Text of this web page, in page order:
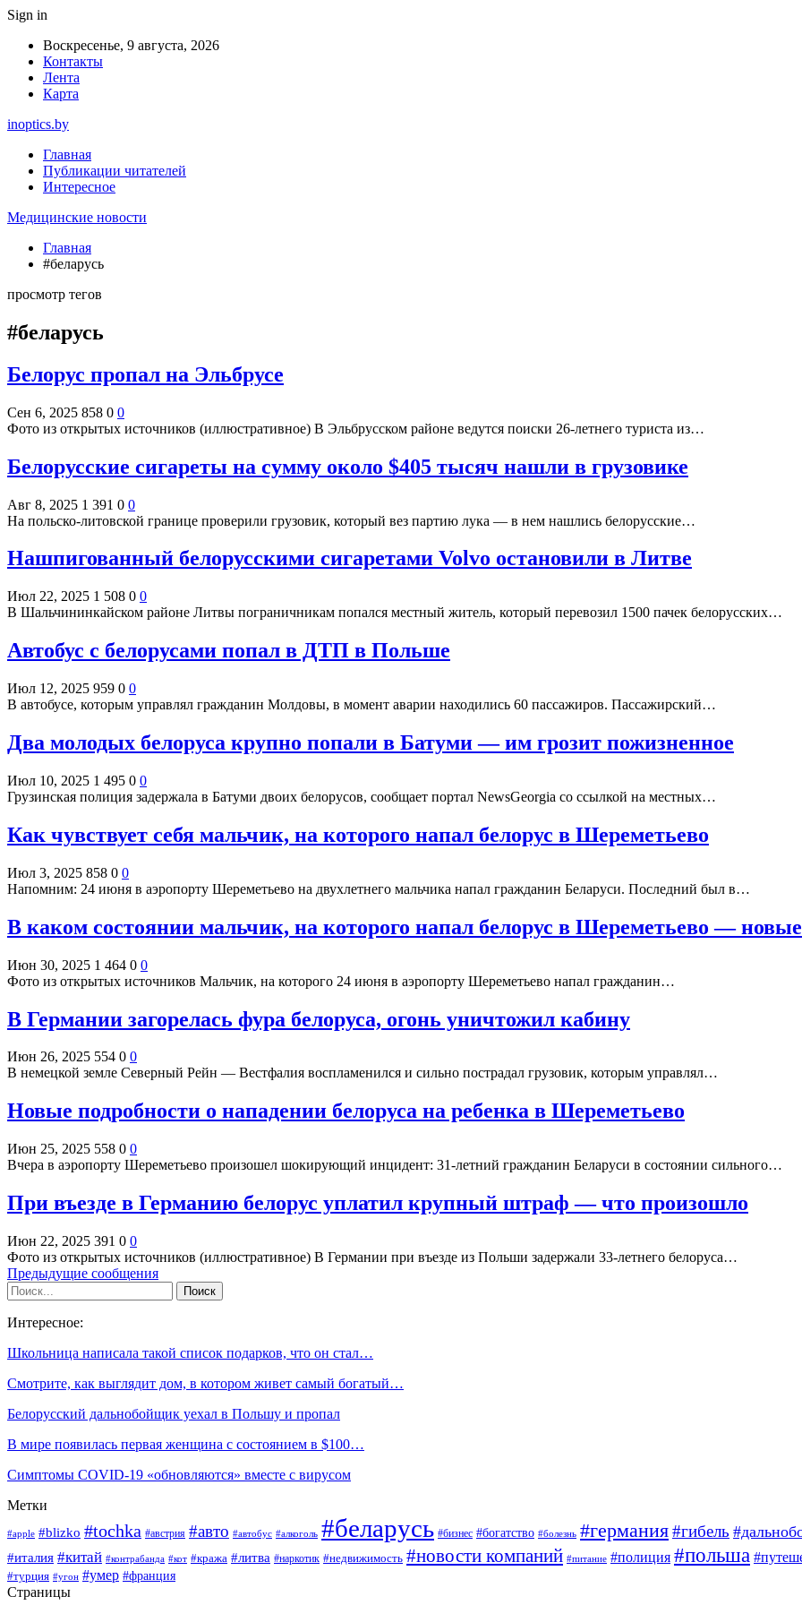
Sign in
Воскресенье, 9 августа, 2026
Контакты
Лента
Карта
inoptics.by
Главная
Публикации читателей
Интересное
Медицинские новости
Главная
#беларусь
просмотр тегов
#беларусь
Белорус пропал на Эльбрусе
Сен 6, 2025 858 0 0
Фото из открытых источников (иллюстративное) В Эльбрусском районе ведутся поиски 26-летнего туриста из…
Белорусские сигареты на сумму около $405 тысяч нашли в грузовике
Авг 8, 2025 1 391 0 0
На польско-литовской границе проверили грузовик, который вез партию лука — в нем нашлись белорусские…
Нашпигованный белорусскими сигаретами Volvo остановили в Литве
Июл 22, 2025 1 508 0 0
В Шальчининкайском районе Литвы пограничникам попался местный житель, который перевозил 1500 пачек белорусских…
Автобус с белорусами попал в ДТП в Польше
Июл 12, 2025 959 0 0
В автобусе, которым управлял гражданин Молдовы, в момент аварии находились 60 пассажиров. Пассажирский…
Два молодых белоруса крупно попали в Батуми — им грозит пожизненное
Июл 10, 2025 1 495 0 0
Грузинская полиция задержала в Батуми двоих белорусов, сообщает портал NewsGeorgia со ссылкой на местных…
Как чувствует себя мальчик, на которого напал белорус в Шереметьево
Июл 3, 2025 858 0 0
Напомним: 24 июня в аэропорту Шереметьево на двухлетнего мальчика напал гражданин Беларуси. Последний был в…
В каком состоянии мальчик, на которого напал белорус в Шереметьево —
Июн 30, 2025 1 464 0 0
Фото из открытых источников Мальчик, на которого 24 июня в аэропорту Шереметьево напал гражданин…
В Германии загорелась фура белоруса, огонь уничтожил кабину
Июн 26, 2025 554 0 0
В немецкой земле Северный Рейн — Вестфалия воспламенился и сильно пострадал грузовик, которым управлял…
Новые подробности о нападении белоруса на ребенка в Шереметьево
Июн 25, 2025 558 0 0
Вчера в аэропорту Шереметьево произошел шокирующий инцидент: 31-летний гражданин Беларуси в состоянии сильного…
При въезде в Германию белорус уплатил крупный штраф — что произошло
Июн 22, 2025 391 0 0
Фото из открытых источников (иллюстративное) В Германии при въезде из Польши задержали 33-летнего белоруса…
Предыдущие сообщения
Интересное:
Школьница написала такой список подарков, что он стал…
Смотрите, как выглядит дом, в котором живет самый богатый…
Белорусский дальнобойщик уехал в Польшу и пропал
В мире появилась первая женщина с состоянием в $100…
Симптомы COVID-19 «обновляются» вместе с вирусом
Метки
#apple #blizko #tochka #австрия #авто #автобус #алкоголь #беларусь #бизнес #богатство #болезнь #германия#гибель
#италия #китай #контрабанда #кот #кража #литва #наркотик #недвижимость #новости компаний #питание #полиция #польша
#турция #угон #умер #франция
Страницы